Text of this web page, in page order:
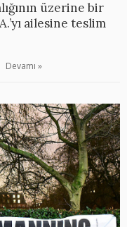
üzerine bir
ailesine teslim
Devamı »